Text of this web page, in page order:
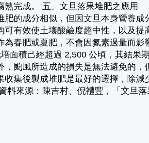
熟完成。 五、文旦落果堆肥之應
的成分相似，但因文旦本身營養
有效使土壤酸鹼度趨中性，以及提
春肥或夏肥，不會因氮素過量而影
積己經超過 2,500 公頃，其結果
，颱風所造成的損失是無法避免的
集後製成堆肥是最好的選擇，除
料來源：陳吉村、倪禮豐，「文旦